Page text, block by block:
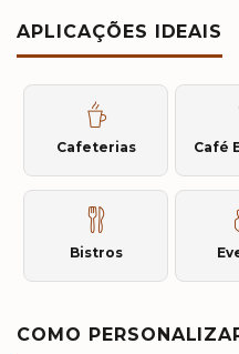
APLICAÇÕES IDEAIS
Cafeterias Café
Bistros
COMO